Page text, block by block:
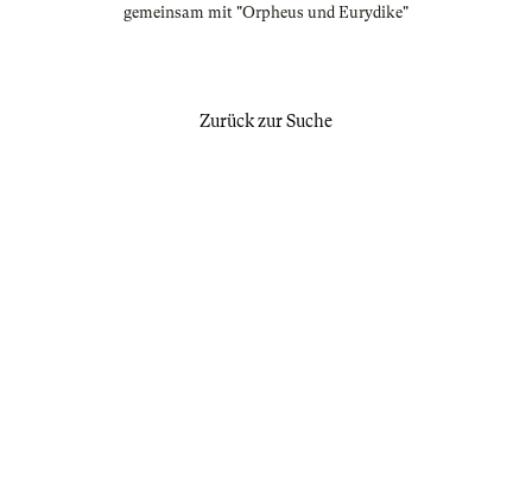
gemeinsam mit "Orpheus und Eurydike"
Zurück zur Suche